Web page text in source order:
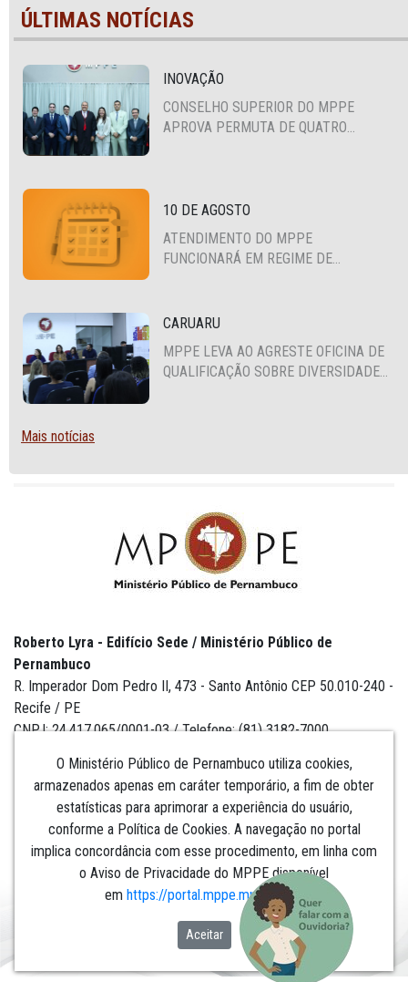
ÚLTIMAS NOTÍCIAS
INOVAÇÃO
CONSELHO SUPERIOR DO MPPE
APROVA PERMUTA DE QUATRO
10 DE AGOSTO
ATENDIMENTO DO MPPE
FUNCIONARÁ EM REGIME DE
CARUARU
MPPE LEVA AO AGRESTE OFICINA DE
QUALIFICAÇÃO SOBRE DIVERSIDADE
Mais notícias
O Ministério Público de Pernambuco utiliza cookies,
armazenados apenas em caráter temporário, a fim de obter
estatísticas para aprimorar a experiência do usuário,
conforme a Política de Cookies. A navegação no portal
implica concordância com esse procedimento, em linha com
o Aviso de Privacidade do MPPE disponível
em https://portal.mppe.mp.br/lgpd.​​​​​​​
Aceitar
Roberto Lyra - Edifício Sede / Ministério Público de
Pernambuco
R. Imperador Dom Pedro II, 473 - Santo Antônio CEP 50.010-240 -
Recife / PE
CNPJ: 24.417.065/0001-03 / Telefone: (81) 3182-7000
Institucional
Comunicação